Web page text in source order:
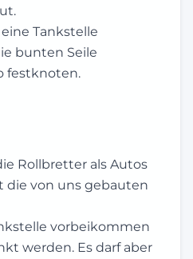
Tankstelle
bunten Seile
festknoten.
Rollbretter als Autos
die von uns gebauten
vorbeikommen
werden. Es darf aber